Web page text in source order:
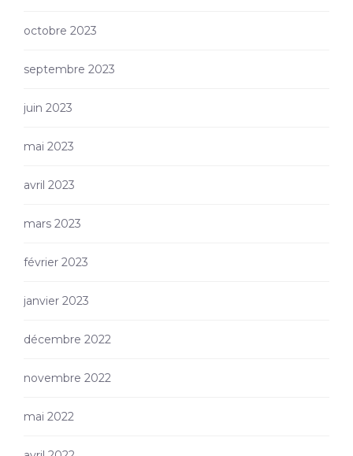
octobre 2023
septembre 2023
juin 2023
mai 2023
avril 2023
mars 2023
février 2023
janvier 2023
décembre 2022
novembre 2022
mai 2022